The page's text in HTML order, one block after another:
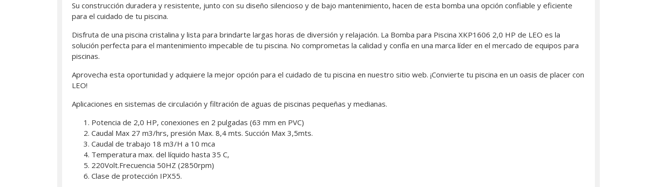
Su construcción duradera y resistente, junto con su diseño silencioso y de bajo mantenimiento, hacen de esta bomba una opción confiable y eficiente
para el cuidado de tu piscina.
Disfruta de una piscina cristalina y lista para brindarte largas horas de diversión y relajación. La Bomba para Piscina XKP1606 2,0 HP de LEO es la
solución perfecta para el mantenimiento impecable de tu piscina. No comprometas la calidad y confía en una marca líder en el mercado de equipos para
piscinas.
Aprovecha esta oportunidad y adquiere la mejor opción para el cuidado de tu piscina en nuestro sitio web. ¡Convierte tu piscina en un oasis de placer con
LEO!
Aplicaciones en sistemas de circulación y filtración de aguas de piscinas pequeñas y medianas.
Potencia de 2,0 HP, conexiones en 2 pulgadas (63 mm en PVC)
Caudal Max 27 m3/hrs, presión Max. 8,4 mts. Succión Max 3,5mts.
Caudal de trabajo 18 m3/H a 10 mca
Temperatura max. del líquido hasta 35 C,
220Volt.Frecuencia 50HZ (2850rpm)
Clase de protección IPX55.